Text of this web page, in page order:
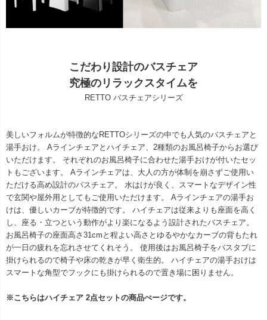
こだわり設計のバスチェア
究極のリラックスタイムを
RETTO バスチェアシリーズ
美しいフォルムが特徴的なRETTOシリーズの中でも人気のバスチェアと
湯手おけ。 Aラインチェアとハイチェア、2種類のお風呂椅子からお選び
いただけます。 それぞれのお風呂椅子に合わせた湯手おけが付いたセッ
トもございます。 Aラインチェアは、大人の方が体制を崩さずご使用い
ただける高め設計のバスチェア。 水はけが良く、スマートなデザイン性
で玄関や屋外用としてもご使用いただけます。 Aラインチェアの湯手お
けは、優しいカーブが特徴的です。 ハイチェアは従来よりも座面を高く
し、座る・立つという動作がより楽になるよう設計されたバスチェア。
お風呂椅子の座面高さ31cmと程よい高さとゆるやかなカーブの背もたれ
が一日の疲れを忘れさせてくれそう。 使用後はお風呂椅子をバスタブに
掛けられるので椅子や床の乾きが早く衛生的。 ハイチェアの湯手おけは
スマートな角型でフックにも掛けられるので置き場に困りません。
※こちらはハイチェア 2点セットの商品ぺージです。